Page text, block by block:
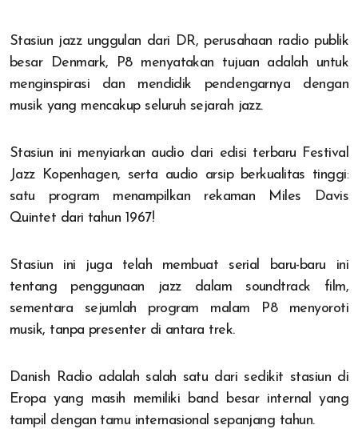
Stasiun jazz unggulan dari DR, perusahaan radio publik
besar Denmark, P8 menyatakan tujuan adalah untuk
menginspirasi dan mendidik pendengarnya dengan
musik yang mencakup seluruh sejarah jazz.
Stasiun ini menyiarkan audio dari edisi terbaru Festival
Jazz Kopenhagen, serta audio arsip berkualitas tinggi:
satu program menampilkan rekaman Miles Davis
Quintet dari tahun 1967!
Stasiun ini juga telah membuat serial baru-baru ini
tentang penggunaan jazz dalam soundtrack film,
sementara sejumlah program malam P8 menyoroti
musik, tanpa presenter di antara trek.
Danish Radio adalah salah satu dari sedikit stasiun di
Eropa yang masih memiliki band besar internal yang
tampil dengan tamu internasional sepanjang tahun.